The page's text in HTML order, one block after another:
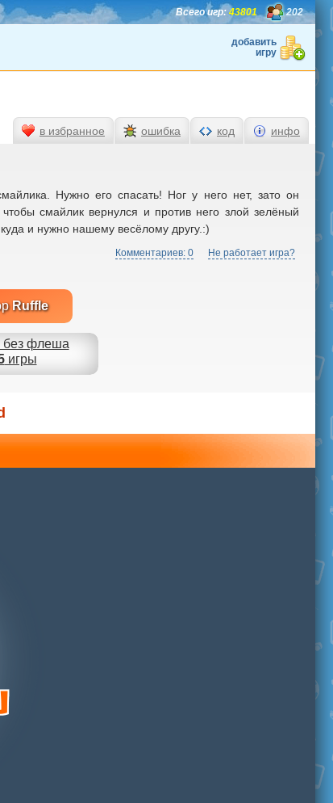
202
Всего игр:43801
добавить
игру
Нужно его спасать! Ног у него нет, зато он
смайлик вернулся и против него злой зелёный
и нужно нашему весёлому другу.:)
Комментариев: 0 Не работает игра?
Ruffle
без флеша
игры
в избранное ошибка код инфо